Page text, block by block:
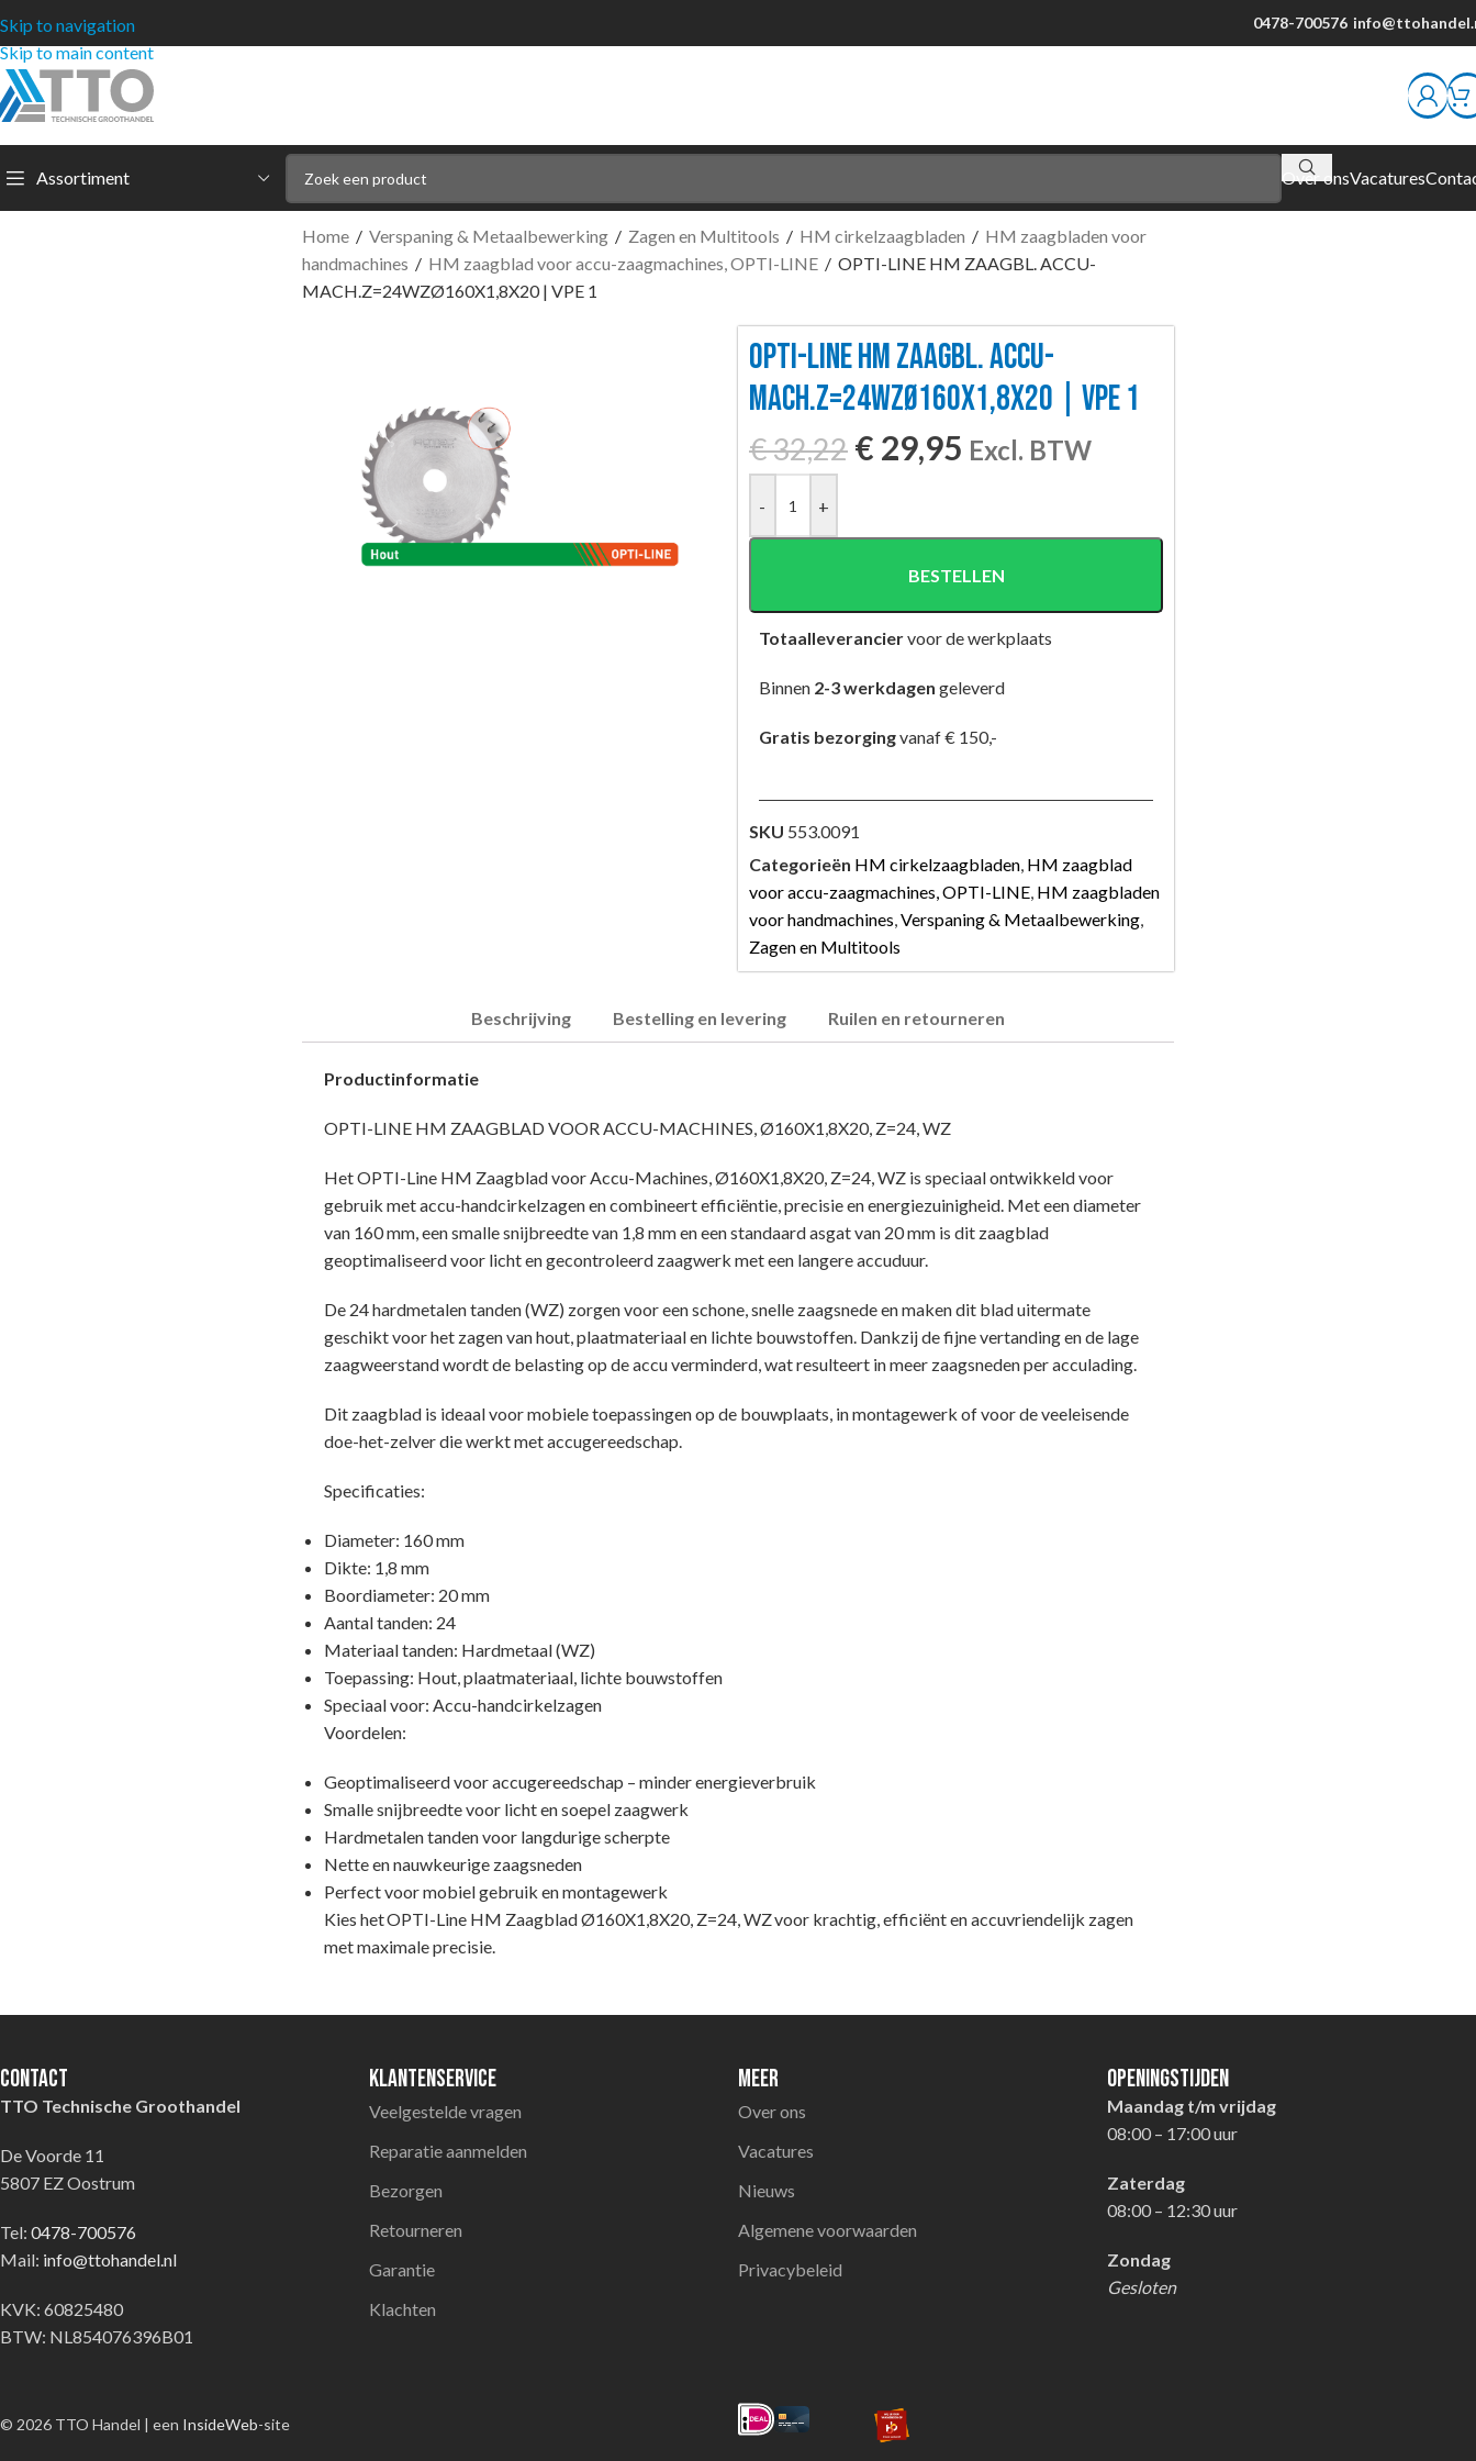
Skip to navigation
Skip to main content
0478-700576
Assortiment Over onsVacatures
Home / Verspaning & Metaalbewerking / Zagen en Multitools / HM cirkelzaagbladen / HM zaagbladen voor
handmachines / HM zaagblad voor accu-zaagmachines, OPTI-LINE / OPTI-LINE HM ZAAGBL. ACCU-
MACH.Z=24WZØ160X1,8X20 | VPE 1
OPTI-LINE HM ZAAGBL. ACCU-
MACH.Z=24WZØ160X1,8X20 | VPE 1
€32,22 € 29,95 Excl. BTW
- +
BESTELLEN
Totaalleveranciervoor de werkplaats
Binnen 2-3 werkdagen geleverd
Gratis bezorgingvanaf € 150,-
SKU 553.0091
Categorieën HM cirkelzaagbladen, HM zaagblad
voor accu-zaagmachines, OPTI-LINE, HM zaagbladen
voor handmachines,Verspaning & Metaalbewerking,
Zagen en Multitools
Beschrijving Bestelling en levering Ruilen en retourneren
Productinformatie
OPTI-LINE HM ZAAGBLAD VOOR ACCU-MACHINES, Ø160X1,8X20, Z=24, WZ
Het OPTI-Line HM Zaagblad voor Accu-Machines, Ø160X1,8X20, Z=24, WZ is speciaal ontwikkeld voor
gebruik met accu-handcirkelzagen en combineert efficiëntie, precisie en energiezuinigheid. Met een diameter
van 160 mm, een smalle snijbreedte van 1,8 mm en een standaard asgat van 20 mm is dit zaagblad
geoptimaliseerd voor licht en gecontroleerd zaagwerk met een langere accuduur.
De 24 hardmetalen tanden (WZ) zorgen voor een schone, snelle zaagsnede en maken dit blad uitermate
geschikt voor het zagen van hout, plaatmateriaal en lichte bouwstoffen. Dankzij de fijne vertanding en de lage
zaagweerstand wordt de belasting op de accu verminderd, wat resulteert in meer zaagsneden per acculading.
Dit zaagblad is ideaal voor mobiele toepassingen op de bouwplaats, in montagewerk of voor de veeleisende
doe-het-zelver die werkt met accugereedschap.
Specificaties:
Diameter: 160 mm
Dikte: 1,8 mm
Boordiameter: 20 mm
Aantal tanden: 24
Materiaal tanden: Hardmetaal (WZ)
Toepassing: Hout, plaatmateriaal, lichte bouwstoffen
Speciaal voor: Accu-handcirkelzagen
Voordelen:
Geoptimaliseerd voor accugereedschap – minder energieverbruik
Smalle snijbreedte voor licht en soepel zaagwerk
Hardmetalen tanden voor langdurige scherpte
Nette en nauwkeurige zaagsneden
Perfect voor mobiel gebruik en montagewerk
Kies het OPTI-Line HM Zaagblad Ø160X1,8X20, Z=24, WZ voor krachtig, efficiënt en accuvriendelijk zagen
met maximale precisie.
Contact
TTO Technische Groothandel
De Voorde 11
5807 EZ Oostrum
Tel: 0478-700576
Mail: info@ttohandel.nl
KVK: 60825480
BTW: NL854076396B01
Klantenservice
Veelgestelde vragen
Reparatie aanmelden
Bezorgen
Retourneren
Garantie
Klachten
Meer
Over ons
Vacatures
Nieuws
Algemene voorwaarden
Privacybeleid
Openingstijden
Maandag t/m vrijdag
08:00 – 17:00 uur
Zaterdag
08:00 – 12:30 uur
Zondag
Gesloten
© 2026 TTO Handel | een InsideWeb-site